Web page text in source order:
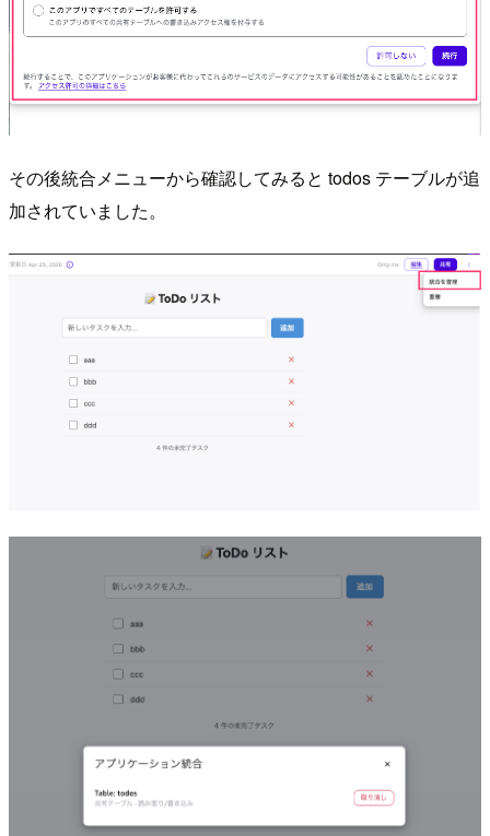
その後統合メニューから確認してみると todos テーブルが追
加されていました。